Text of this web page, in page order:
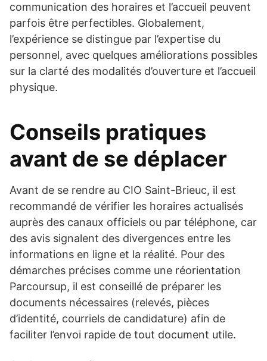
communication des horaires et l’accueil peuvent
parfois être perfectibles. Globalement,
l’expérience se distingue par l’expertise du
personnel, avec quelques améliorations possibles
sur la clarté des modalités d’ouverture et l’accueil
physique.
Conseils pratiques
avant de se déplacer
Avant de se rendre au CIO Saint-Brieuc, il est
recommandé de vérifier les horaires actualisés
auprès des canaux officiels ou par téléphone, car
des avis signalent des divergences entre les
informations en ligne et la réalité. Pour des
démarches précises comme une réorientation
Parcoursup, il est conseillé de préparer les
documents nécessaires (relevés, pièces
d’identité, courriels de candidature) afin de
faciliter l’envoi rapide de tout document utile.